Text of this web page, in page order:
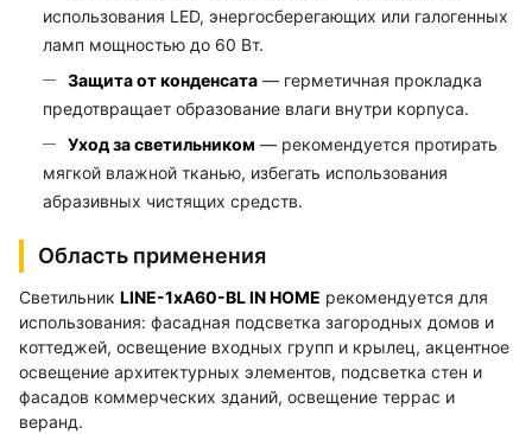
использования LED, энергосберегающих или галогенных
ламп мощностью до 60 Вт.
Защита от конденсата — герметичная прокладка
предотвращает образование влаги внутри корпуса.
Уход за светильником — рекомендуется протирать
мягкой влажной тканью, избегать использования
абразивных чистящих средств.
Область применения
Светильник LINE-1хA60-BL IN HOME рекомендуется для
использования: фасадная подсветка загородных домов и
коттеджей, освещение входных групп и крылец, акцентное
освещение архитектурных элементов, подсветка стен и
фасадов коммерческих зданий, освещение террас и
веранд.